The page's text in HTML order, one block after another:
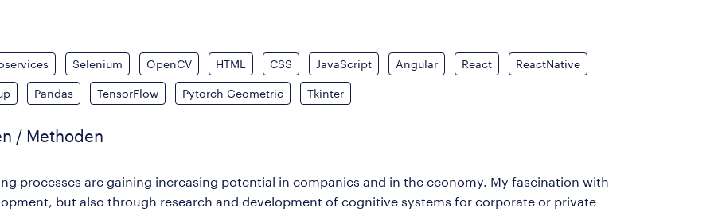
Selenium OpenCV HTML CSS JavaScript Angular React ReactNative
Pandas TensorFlow Pytorch Geometric Tkinter
/ Methoden
processes are gaining increasing potential in companies and in the economy. My fascination with
but also through research and development of cognitive systems for corporate or private